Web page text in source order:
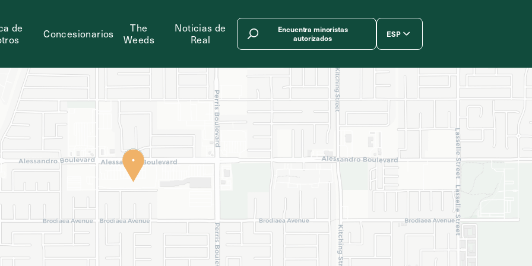
de
Concesionarios
The
Weeds
Noticias de
Real
Encuentra minoristas
autorizados
ESP